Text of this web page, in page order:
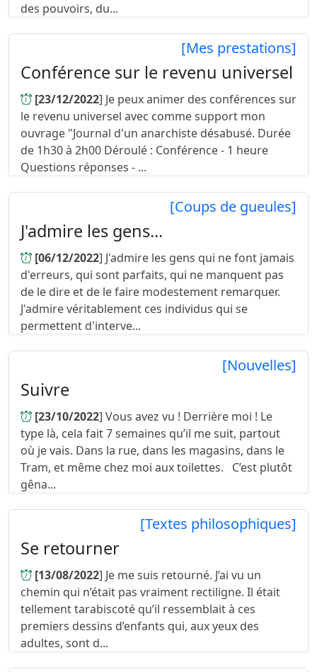
des pouvoirs, du...
[Mes prestations]
Conférence sur le revenu universel
[23/12/2022] Je peux animer des conférences sur
le revenu universel avec comme support mon
ouvrage "Journal d'un anarchiste désabusé. Durée
de 1h30 à 2h00 Déroulé : Conférence - 1 heure
Questions réponses - ...
[Coups de gueules]
J'admire les gens...
[06/12/2022] J'admire les gens qui ne font jamais
d'erreurs, qui sont parfaits, qui ne manquent pas
de le dire et de le faire modestement remarquer.
J'admire véritablement ces individus qui se
permettent d'interve...
[Nouvelles]
Suivre
[23/10/2022] Vous avez vu ! Derrière moi ! Le
type là, cela fait 7 semaines qu’il me suit, partout
où je vais. Dans la rue, dans les magasins, dans le
Tram, et même chez moi aux toilettes. C’est plutôt
gêna...
[Textes philosophiques]
Se retourner
[13/08/2022] Je me suis retourné. J’ai vu un
chemin qui n’était pas vraiment rectiligne. Il était
tellement tarabiscoté qu’il ressemblait à ces
premiers dessins d’enfants qui, aux yeux des
adultes, sont d...